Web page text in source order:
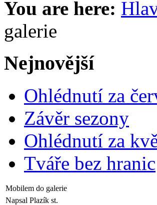
You are here:
galerie
Nejnovější
Ohlédnutí za
Závěr sezony
Ohlédnutí za
Tváře bez hranic
Mobilem do galerie
Napsal Plazík st.